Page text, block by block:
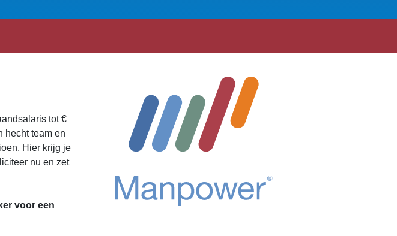
tot €
hecht team en
Hier krijg je
nu en zet
voor een